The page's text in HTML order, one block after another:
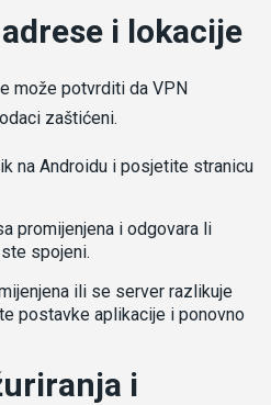
i lokacije
može potvrditi da VPN
zaštićeni.
na Androidu i posjetite stranicu
promijenjena i odgovara li
spojeni.
ili se server razlikuje
postavke aplikacije i ponovno
i